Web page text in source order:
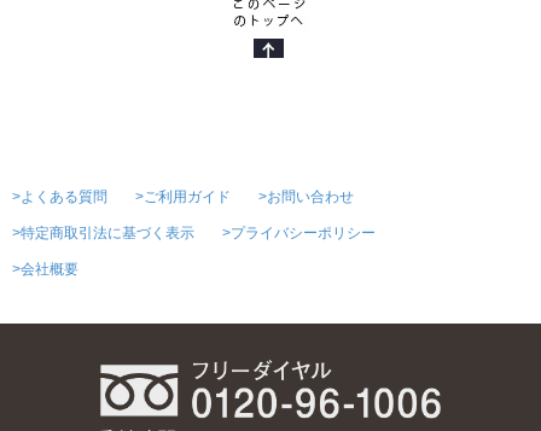
>よくある質問 >ご利用ガイド >お問い合わせ
>特定商取引法に基づく表示 >プライバシーポリシー
>会社概要